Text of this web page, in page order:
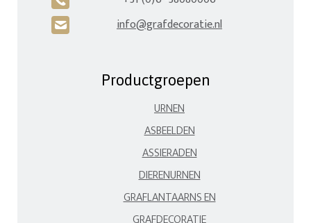
H info@grafdecoratie.nl
Productgroepen
URNEN
ASBEELDEN
ASSIERADEN
DIERENURNEN
GRAFLANTAARNS EN